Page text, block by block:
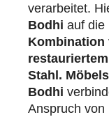
verarbeitet.
Bodhi auf die
Kombination
Stahl.
Bodhi
Anspruch von